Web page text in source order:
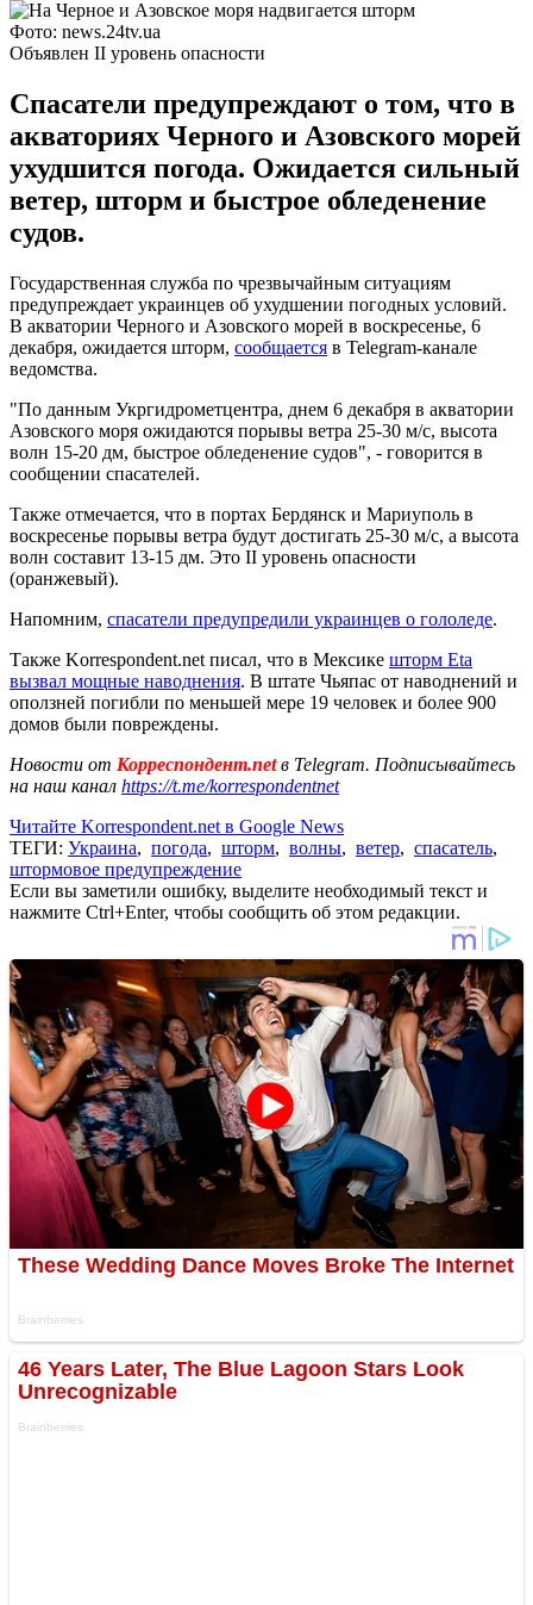
Фото: news.24tv.ua
Объявлен II уровень опасности
Спасатели предупреждают о том, что в
акваториях Черного и Азовского морей
ухудшится погода. Ожидается сильный
ветер, шторм и быстрое обледенение
судов.
Государственная служба по чрезвычайным ситуациям
предупреждает украинцев об ухудшении погодных условий.
В акватории Черного и Азовского морей в воскресенье, 6
декабря, ожидается шторм, сообщается в Telegram-канале
ведомства.
"По данным Укргидрометцентра, днем 6 декабря в акватории
Азовского моря ожидаются порывы ветра 25-30 м/с, высота
волн 15-20 дм, быстрое обледенение судов", - говорится в
сообщении спасателей.
Также отмечается, что в портах Бердянск и Мариуполь в
воскресенье порывы ветра будут достигать 25-30 м/с, а высота
волн составит 13-15 дм. Это II уровень опасности
(оранжевый).
Напомним, спасатели предупредили украинцев о гололеде.
Также Korrespondent.net писал, что в Мексике шторм Eta
вызвал мощные наводнения. В штате Чьяпас от наводнений и
оползней погибли по меньшей мере 19 человек и более 900
домов были повреждены.
Новости от Корреспондент.netв Telegram. Подписывайтесь
на наш канал https://t.me/korrespondentnet
Читайте Korrespondent.net в Google News
ТЕГИ: Украина, погода, шторм, волны, ветер, спасатель,
штормовое предупреждение
Если вы заметили ошибку, выделите необходимый текст и
нажмите Ctrl+Enter, чтобы сообщить об этом редакции.